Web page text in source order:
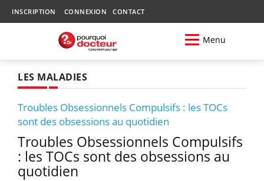
INSCRIPTION CONNEXION CONTACT
Menu
LES MALADIES
Troubles Obsessionnels Compulsifs : les TOCs
sont des obsessions au quotidien
Troubles Obsessionnels Compulsifs
: les TOCs sont des obsessions au
quotidien